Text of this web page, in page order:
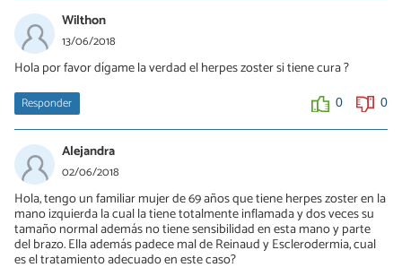
10/08/2019
Factor de transferencia, para aumentar tu sistema inmunológico
0
Wilthon
13/06/2018
Hola por favor dígame la verdad el herpes zoster si tiene cura ?
Responder 0 0
Alejandra
02/06/2018
Hola, tengo un familiar mujer de 69 años que tiene herpes zoster en la
mano izquierda la cual la tiene totalmente inflamada y dos veces su
tamaño normal además no tiene sensibilidad en esta mano y parte
del brazo. Ella además padece mal de Reinaud y Esclerodermia, cual
es el tratamiento adecuado en este caso?